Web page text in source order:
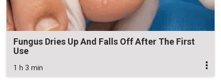
Fungus Dries Up And Falls Off After The First
Use
1 h 3 min